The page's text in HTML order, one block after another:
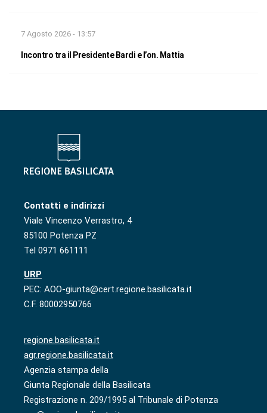
7 Agosto 2026 - 13:57
Incontro tra il Presidente Bardi e l’on. Mattia
Contatti e indirizzi
Viale Vincenzo Verrastro, 4
85100 Potenza PZ
Tel 0971 661111
URP
PEC: AOO-giunta@cert.regione.basilicata.it
C.F. 80002950766
regione.basilicata.it
agr.regione.basilicata.it
Agenzia stampa della
Giunta Regionale della Basilicata
Registrazione n. 209/1995 al Tribunale di Potenza